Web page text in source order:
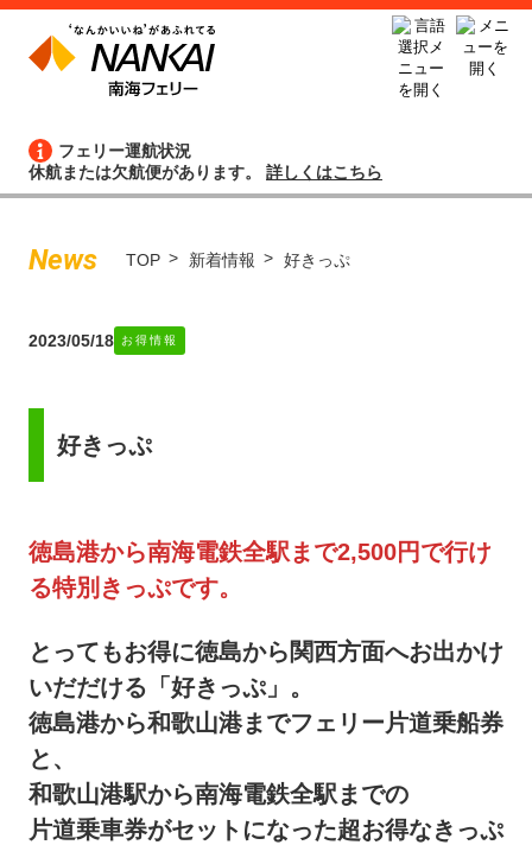
フェリー運航状況
休航または欠航便があります。 詳しくはこちら
News TOP 新着情報 好きっぷ
2023/05/18 お得情報
好きっぷ
徳島港から南海電鉄全駅まで2,500円で行け
る特別きっぷです。
とってもお得に徳島から関西方面へお出かけ
いだだける「好きっぷ」。
徳島港から和歌山港までフェリー片道乗船券
と、
和歌山港駅から南海電鉄全駅までの
片道乗車券がセットになった超お得なきっぷ